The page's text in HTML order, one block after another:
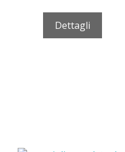
Dettagli